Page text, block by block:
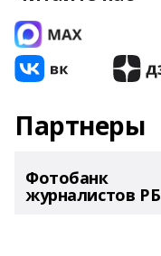
Партнеры
Фотобанк
журналистов РБ